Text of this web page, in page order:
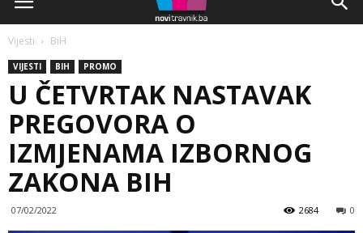
Vijesti BiH
VIJESTI BIH PROMO
U ČETVRTAK NASTAVAK
PREGOVORA O
IZMJENAMA IZBORNOG
ZAKONA BIH
07/02/2022 0
2684